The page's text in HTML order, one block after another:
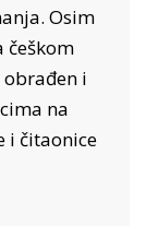
Osim
češkom
i
na
i čitaonice